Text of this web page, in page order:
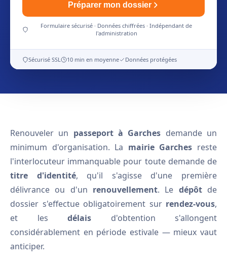
Préparer mon dossier
Formulaire sécurisé · Données chiffrées · Indépendant de
l'administration
Sécurisé SSL 10 min en moyenne Données protégées
Renouveler un passeport à Garches demande un
minimum d'organisation. La mairie Garches reste
l'interlocuteur immanquable pour toute demande de
titre d'identité, qu'il s'agisse d'une première
délivrance ou d'un renouvellement. Le dépôtde
dossier s'effectue obligatoirement sur rendez-vous,
et les délais d'obtention s'allongent
considérablement en période estivale — mieux vaut
anticiper.